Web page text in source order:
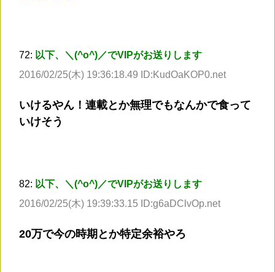
72: 以下、＼(^o^)／でVIPがお送りします
2016/02/25(木) 19:36:18.49 ID:KudOaKOP0.net
いけるやん！連載とか無理でもなんかで食って
いけそう
82: 以下、＼(^o^)／でVIPがお送りします
2016/02/25(木) 19:39:33.15 ID:g6aDClvOp.net
20万で今の時期とか特定余裕やろ